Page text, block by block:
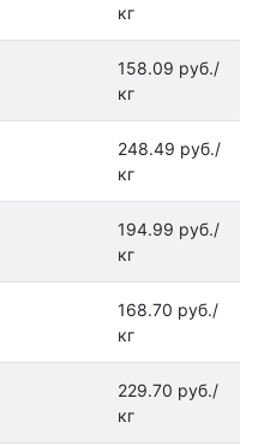
кг
158.09 руб./
кг
248.49 руб./
кг
194.99 руб./
кг
168.70 руб./
кг
229.70 руб./
кг